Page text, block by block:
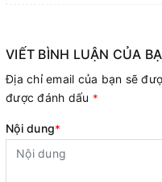
VIẾT BÌNH LUẬN CỦA
Địa chỉ email của bạn sẽ
được đánh dấu *
Nội dung*